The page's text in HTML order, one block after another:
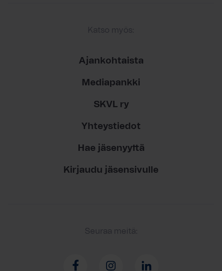
Katso myös:
Ajankohtaista
Mediapankki
SKVL ry
Yhteystiedot
Hae jäsenyyttä
Kirjaudu jäsensivulle
Seuraa meitä: